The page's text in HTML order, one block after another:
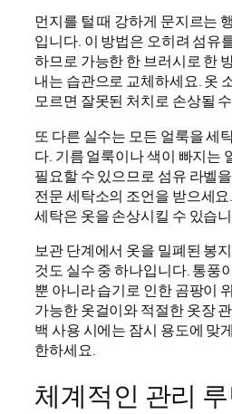
먼지를 털 때 강하게 문지르는
입니다. 이 방법은 오히려 섬유
하므로 가능한 한 브러시로 한
내는 습관으로 교체하세요. 옷
모르면 잘못된 처치로 손상될
또 다른 실수는 모든 얼룩을 세
다. 기름 얼룩이나 색이 빠지는
필요할 수 있으므로 섬유 라벨
전문 세탁소의 조언을 받으세
세탁은 옷을 손상시킬 수 있습
보관 단계에서 옷을 밀폐된 봉
것도 실수 중 하나입니다. 통풍
뿐 아니라 습기로 인한 곰팡이
가능한 옷걸이와 적절한 옷장
백 사용 시에는 잠시 용도에 맞
한하세요.
체계적인 관리